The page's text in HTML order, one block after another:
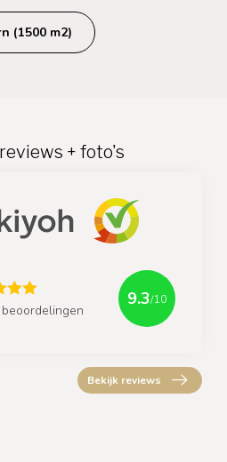
(1500 m2)
+ foto's
9.3/10
Bekijk reviews